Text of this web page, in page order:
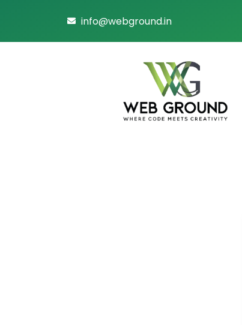
info@webground.in